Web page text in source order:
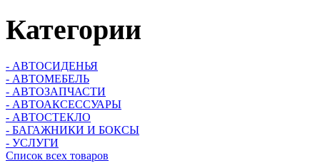
Категории
- АВТОСИДЕНЬЯ
- АВТОМЕБЕЛЬ
- АВТОЗАПЧАСТИ
- АВТОАКСЕССУАРЫ
- АВТОСТЕКЛО
- БАГАЖНИКИ И БОКСЫ
- УСЛУГИ
Список всех товаров